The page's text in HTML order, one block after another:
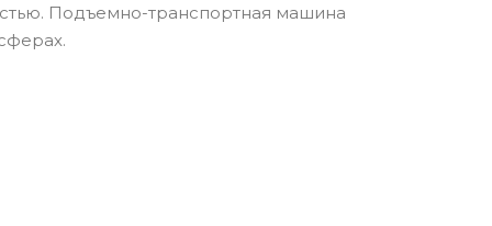
Подъемно-транспортная машина